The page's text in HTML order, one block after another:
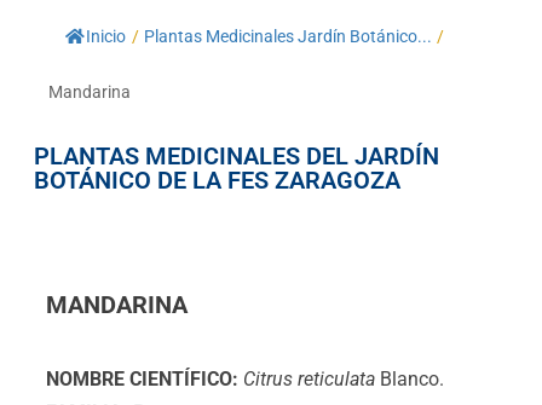
Inicio / Plantas Medicinales Jardín Botánico... /
Mandarina
PLANTAS MEDICINALES DEL JARDÍN
BOTÁNICO DE LA FES ZARAGOZA
MANDARINA
NOMBRE CIENTÍFICO: Citrus reticulataBlanco.